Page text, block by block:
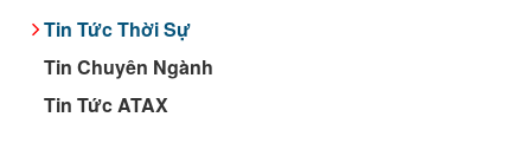
Tin Tức Thời Sự
Tin Chuyên Ngành
Tin Tức ATAX